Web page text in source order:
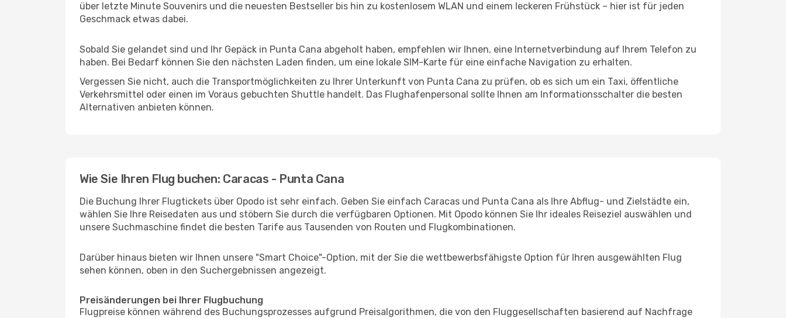
über letzte Minute Souvenirs und die neuesten Bestseller bis hin zu kostenlosem WLAN und einem leckeren Frühstück – hier ist für jeden
Geschmack etwas dabei.
Sobald Sie gelandet sind und Ihr Gepäck in Punta Cana abgeholt haben, empfehlen wir Ihnen, eine Internetverbindung auf Ihrem Telefon zu
haben. Bei Bedarf können Sie den nächsten Laden finden, um eine lokale SIM-Karte für eine einfache Navigation zu erhalten.
Vergessen Sie nicht, auch die Transportmöglichkeiten zu Ihrer Unterkunft von Punta Cana zu prüfen, ob es sich um ein Taxi, öffentliche
Verkehrsmittel oder einen im Voraus gebuchten Shuttle handelt. Das Flughafenpersonal sollte Ihnen am Informationsschalter die besten
Alternativen anbieten können.
Wie Sie Ihren Flug buchen: Caracas - Punta Cana
Die Buchung Ihrer Flugtickets über Opodo ist sehr einfach. Geben Sie einfach Caracas und Punta Cana als Ihre Abflug- und Zielstädte ein,
wählen Sie Ihre Reisedaten aus und stöbern Sie durch die verfügbaren Optionen. Mit Opodo können Sie Ihr ideales Reiseziel auswählen und
unsere Suchmaschine findet die besten Tarife aus Tausenden von Routen und Flugkombinationen.
Darüber hinaus bieten wir Ihnen unsere "Smart Choice"-Option, mit der Sie die wettbewerbsfähigste Option für Ihren ausgewählten Flug
sehen können, oben in den Suchergebnissen angezeigt.
Preisänderungen bei Ihrer Flugbuchung
Flugpreise können während des Buchungsprozesses aufgrund Preisalgorithmen, die von den Fluggesellschaften basierend auf Nachfrage